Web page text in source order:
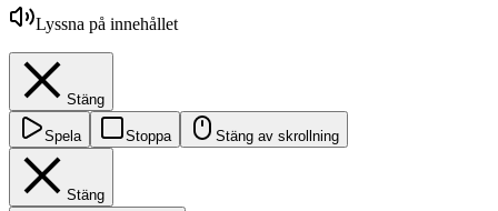
Lyssna på innehållet
Stäng
Spela Stoppa Stäng av skrollning
Stäng